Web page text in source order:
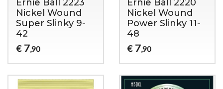
Ernie Ball 2223
Nickel Wound
Super Slinky 9-
42
€ 7,90
Ernie Ball 2220
Nickel Wound
Power Slinky 11-
48
€ 7,90